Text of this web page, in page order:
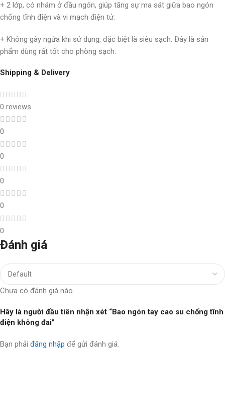
+ 2 lớp, có nhám ở đầu ngón, giúp tăng sự ma sát giữa bao ngón
chống tĩnh điện và vi mạch điện tử.
+ Không gây ngứa khi sử dụng, đặc biệt là siêu sạch. Đây là sản
phẩm dùng rất tốt cho phòng sạch.
Shipping & Delivery
0 reviews
0
0
0
0
0
Đánh giá
Chưa có đánh giá nào.
Hãy là người đầu tiên nhận xét “Bao ngón tay cao su chống tĩnh
điện không đai”
Bạn phải đăng nhập để gửi đánh giá.